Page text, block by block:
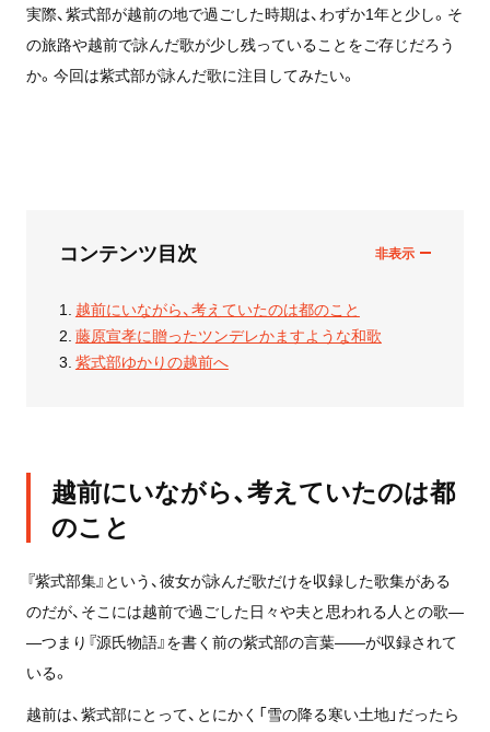
実際、紫式部が越前の地で過ごした時期は、わずか1年と少し。そ
の旅路や越前で詠んだ歌が少し残っていることをご存じだろう
か。今回は紫式部が詠んだ歌に注目してみたい。
コンテンツ目次
越前にいながら、考えていたのは都のこと
藤原宣孝に贈ったツンデレかますような和歌
紫式部ゆかりの越前へ
越前にいながら、考えていたのは都
のこと
『紫式部集』という、彼女が詠んだ歌だけを収録した歌集がある
のだが、そこには越前で過ごした日々や夫と思われる人との歌―
―つまり『源氏物語』を書く前の紫式部の言葉――が収録されて
いる。
越前は、紫式部にとって、とにかく「雪の降る寒い土地」だったら